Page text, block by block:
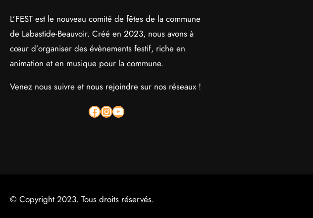
L’FEST est le nouveau comité de fêtes de la commune
de Labastide-Beauvoir. Créé en 2023, nous avons à
cœur d’organiser des évènements festif, riche en
animation et en musique pour la commune.
Venez nous suivre et nous rejoindre sur nos réseaux !
LFest.LabastideBeauvoir l_fest_31450 YouTube
© Copyright 2023. Tous droits réservés.